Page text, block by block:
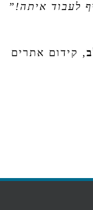
לעבוד איתה!”
, קידום אתרים